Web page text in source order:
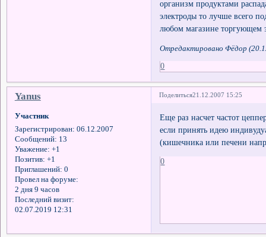
организм продуктами
электроды то лучше всего
любом магазине торгующем
Отредактировано Фёдор
0
Поделиться21.12.2007 15:25
Yanus
Участник
Зарегистрирован: 06.12.2007
Сообщений: 13
Уважение: +1
Позитив: +1
Приглашений: 0
Провел на форуме:
2 дня 9 часов
Последний визит:
02.07.2019 12:31
Еще раз насчет частот
если принять идею
(кишечника или печени
0